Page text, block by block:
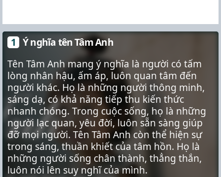
Ý nghĩa tên Tâm Anh
Tên Tâm Anh mang ý nghĩa là người có tấm
lòng nhân hậu, ấm áp, luôn quan tâm đến
người khác. Họ là những người thông minh,
sáng dạ, có khả năng tiếp thu kiến thức
nhanh chóng. Trong cuộc sống, họ là những
người lạc quan, yêu đời, luôn sẵn sàng giúp
đỡ mọi người. Tên Tâm Anh còn thể hiện sự
trong sáng, thuần khiết của tâm hồn. Họ là
những người sống chân thành, thẳng thắn,
luôn nói lên suy nghĩ của mình.